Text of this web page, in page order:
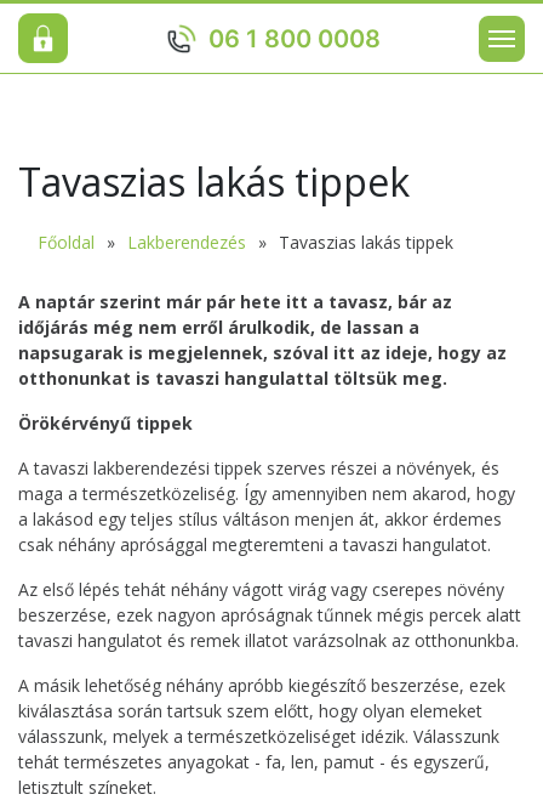
06 1 800 0008
Tavaszias lakás tippek
Főoldal Lakberendezés Tavaszias lakás tippek
A naptár szerint már pár hete itt a tavasz, bár az
időjárás még nem erről árulkodik, de lassan a
napsugarak is megjelennek, szóval itt az ideje, hogy az
otthonunkat is tavaszi hangulattal töltsük meg.
Örökérvényű tippek
A tavaszi lakberendezési tippek szerves részei a növények, és
maga a természetközeliség. Így amennyiben nem akarod, hogy
a lakásod egy teljes stílus váltáson menjen át, akkor érdemes
csak néhány aprósággal megteremteni a tavaszi hangulatot.
Az első lépés tehát néhány vágott virág vagy cserepes növény
beszerzése, ezek nagyon apróságnak tűnnek mégis percek alatt
tavaszi hangulatot és remek illatot varázsolnak az otthonunkba.
A másik lehetőség néhány apróbb kiegészítő beszerzése, ezek
kiválasztása során tartsuk szem előtt, hogy olyan elemeket
válasszunk, melyek a természetközeliséget idézik. Válasszunk
tehát természetes anyagokat - fa, len, pamut - és egyszerű,
letisztult színeket.